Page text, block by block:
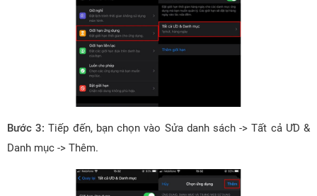
Bước 3: Tiếp đến, bạn chọn vào Sửa danh sách -> Tất cả ƯD &
Danh mục -> Thêm.